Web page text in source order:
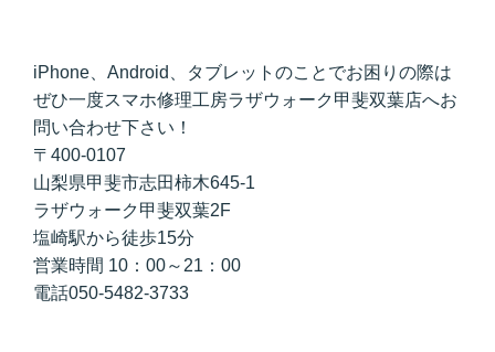
iPhone、Android、タブレットのことでお困りの際は
ぜひ一度スマホ修理工房ラザウォーク甲斐双葉店へお
問い合わせ下さい！
〒400-0107
山梨県甲斐市志田柿木645-1
ラザウォーク甲斐双葉2F
塩崎駅から徒歩15分
営業時間 10：00～21：00
電話050-5482-3733